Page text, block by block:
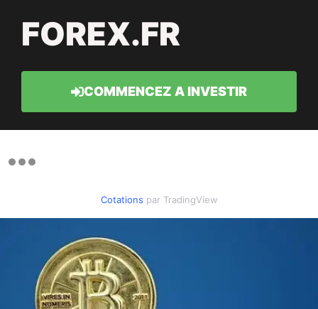
FOREX.FR
COMMENCEZ A INVESTIR
Cotations par TradingView